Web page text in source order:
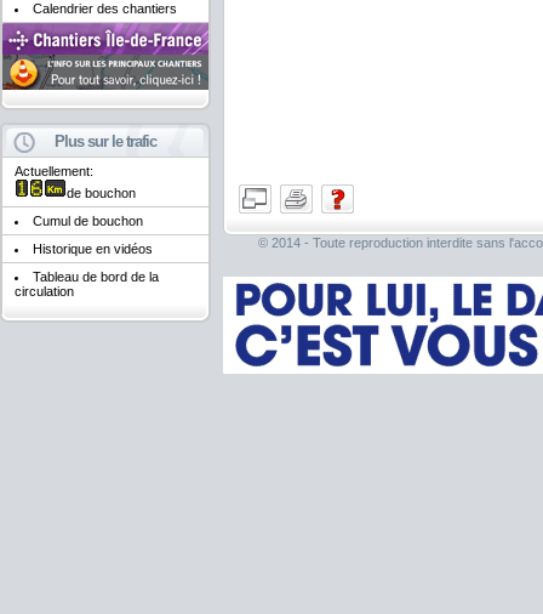
Calendrier des chantiers
Plus sur le trafic
Actuellement:
de bouchon
Cumul de bouchon
Historique en vidéos
Tableau de bord de la
circulation
© 2014 - Toute reproduction interdite sans